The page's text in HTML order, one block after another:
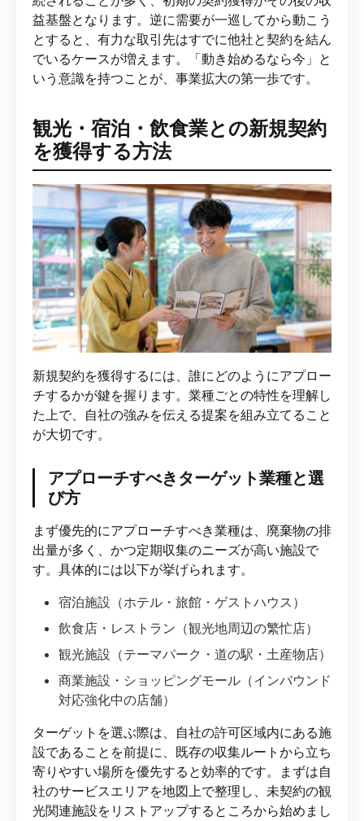
益基盤となります。逆に需要が一巡してから動こう
とすると、有力な取引先はすでに他社と契約を結ん
でいるケースが増えます。「動き始めるなら今」と
いう意識を持つことが、事業拡大の第一歩です。
観光・宿泊・飲食業との新規契約
を獲得する方法
新規契約を獲得するには、誰にどのようにアプロー
チするかが鍵を握ります。業種ごとの特性を理解し
た上で、自社の強みを伝える提案を組み立てること
が大切です。
アプローチすべきターゲット業種と選
び方
まず優先的にアプローチすべき業種は、廃棄物の排
出量が多く、かつ定期収集のニーズが高い施設で
す。具体的には以下が挙げられます。
宿泊施設（ホテル・旅館・ゲストハウス）
飲食店・レストラン（観光地周辺の繁忙店）
観光施設（テーマパーク・道の駅・土産物店）
商業施設・ショッピングモール（インバウンド
対応強化中の店舗）
ターゲットを選ぶ際は、自社の許可区域内にある施
設であることを前提に、既存の収集ルートから立ち
寄りやすい場所を優先すると効率的です。まずは自
社のサービスエリアを地図上で整理し、未契約の観
光関連施設をリストアップするところから始めまし